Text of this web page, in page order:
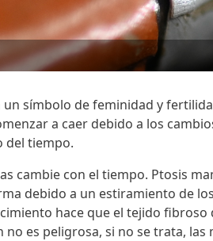
símbolo de feminidad y
a caer debido a los
del tiempo.
cambie con el tiempo. Ptosis
debido a un estiramiento de
hace que el tejido fibroso
no es peligrosa, si no se trata, las